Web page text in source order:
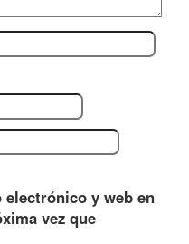
y web en
vez que